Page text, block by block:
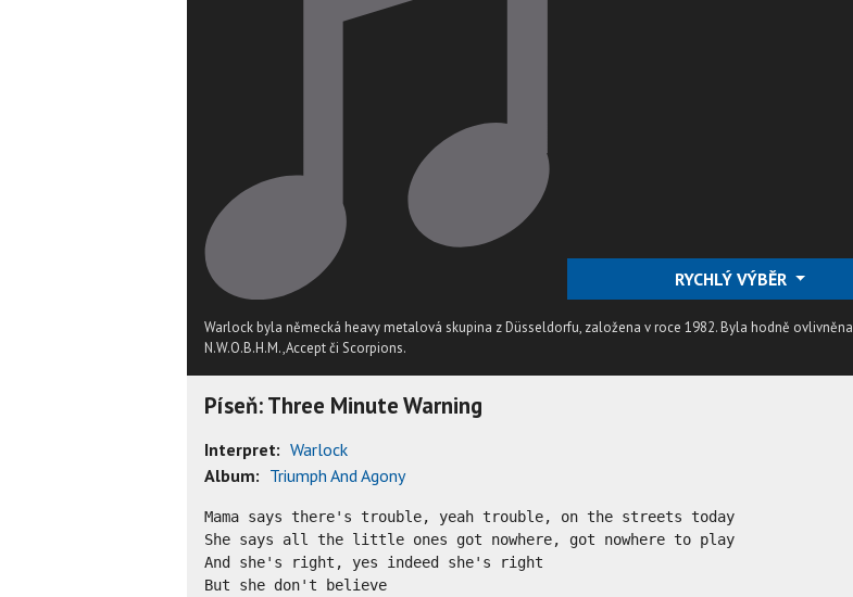
RYCHLÝ VÝBĚR
Warlock byla německá heavy metalová skupina z Düsseldorfu, založena v roce 1982. Byla hodně ovlivněna
N.W.O.B.H.M.,Accept či Scorpions.
Píseň: Three Minute Warning
Interpret: Warlock
Album: Triumph And Agony
Mama says there's trouble, yeah trouble, on the streets today
She says all the little ones got nowhere, got nowhere to play
And she's right, yes indeed she's right
But she don't believe